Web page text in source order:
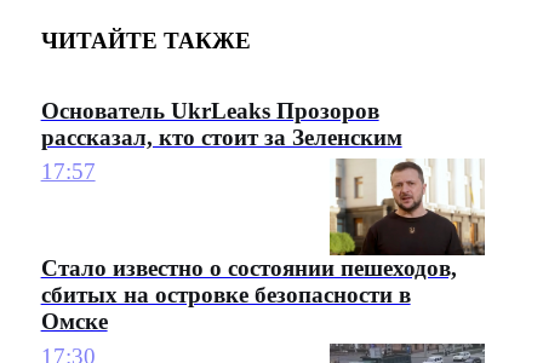
ЧИТАЙТЕ ТАКЖЕ
Основатель UkrLeaks Прозоров
рассказал, кто стоит за Зеленским
17:57
Стало известно о состоянии пешеходов,
сбитых на островке безопасности в
Омске
17:30